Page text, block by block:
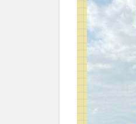
海
泳
げ
な